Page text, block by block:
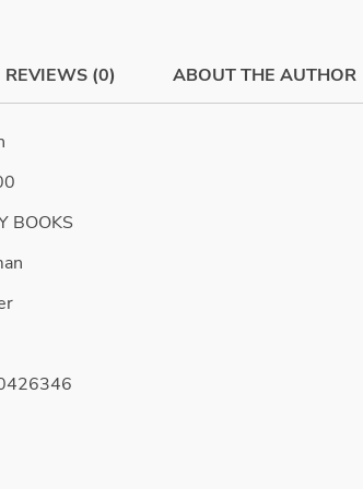
REVIEWS (0) ABOUT THE AUTHOR
BOOKS